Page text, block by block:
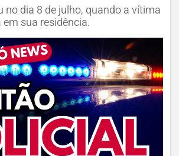
no dia 8 de julho, quando a vítima
sua residência.